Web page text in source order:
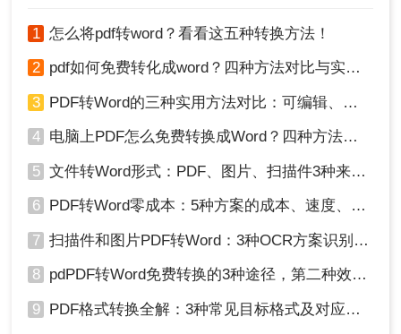
1 怎么将pdf转word？看看这五种转换方法！
2 pdf如何免费转化成word？四种方法对比与实操指南（附详细表格）
3 PDF转Word的三种实用方法对比：可编辑、保格式、避风险！
4 电脑上PDF怎么免费转换成Word？四种方法对比与实操指南（附详细表格）!
5 文件转Word形式：PDF、图片、扫描件3种来源分别怎么处理！
6 PDF转Word零成本：5种方案的成本、速度、精度对比！
7 扫描件和图片PDF转Word：3种OCR方案识别率实测！
8 pdPDF转Word免费转换的3种途径，第二种效率最高！
9 PDF格式转换全解：3种常见目标格式及对应操作方法！